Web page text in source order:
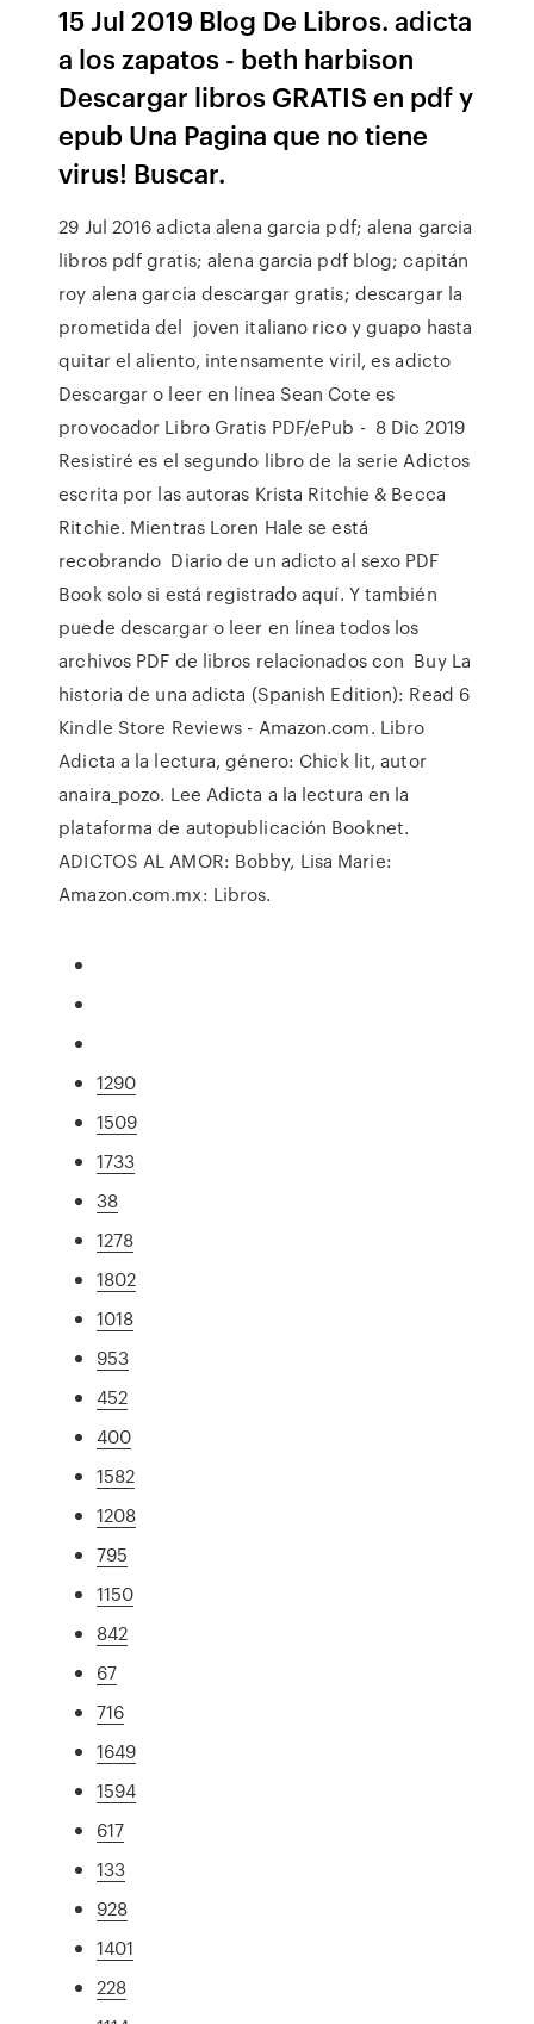
15 Jul 2019 Blog De Libros. adicta
a los zapatos - beth harbison
Descargar libros GRATIS en pdf y
epub Una Pagina que no tiene
virus! Buscar.
29 Jul 2016 adicta alena garcia pdf; alena garcia
libros pdf gratis; alena garcia pdf blog; capitán
roy alena garcia descargar gratis; descargar la
prometida del joven italiano rico y guapo hasta
quitar el aliento, intensamente viril, es adicto
Descargar o leer en línea Sean Cote es
provocador Libro Gratis PDF/ePub - 8 Dic 2019
Resistiré es el segundo libro de la serie Adictos
escrita por las autoras Krista Ritchie & Becca
Ritchie. Mientras Loren Hale se está
recobrando Diario de un adicto al sexo PDF
Book solo si está registrado aquí. Y también
puede descargar o leer en línea todos los
archivos PDF de libros relacionados con Buy La
historia de una adicta (Spanish Edition): Read 6
Kindle Store Reviews - Amazon.com. Libro
Adicta a la lectura, género: Chick lit, autor
anaira_pozo. Lee Adicta a la lectura en la
plataforma de autopublicación Booknet.
ADICTOS AL AMOR: Bobby, Lisa Marie:
Amazon.com.mx: Libros.
1290
1509
1733
38
1278
1802
1018
953
452
400
1582
1208
795
1150
842
67
716
1649
1594
617
133
928
1401
228